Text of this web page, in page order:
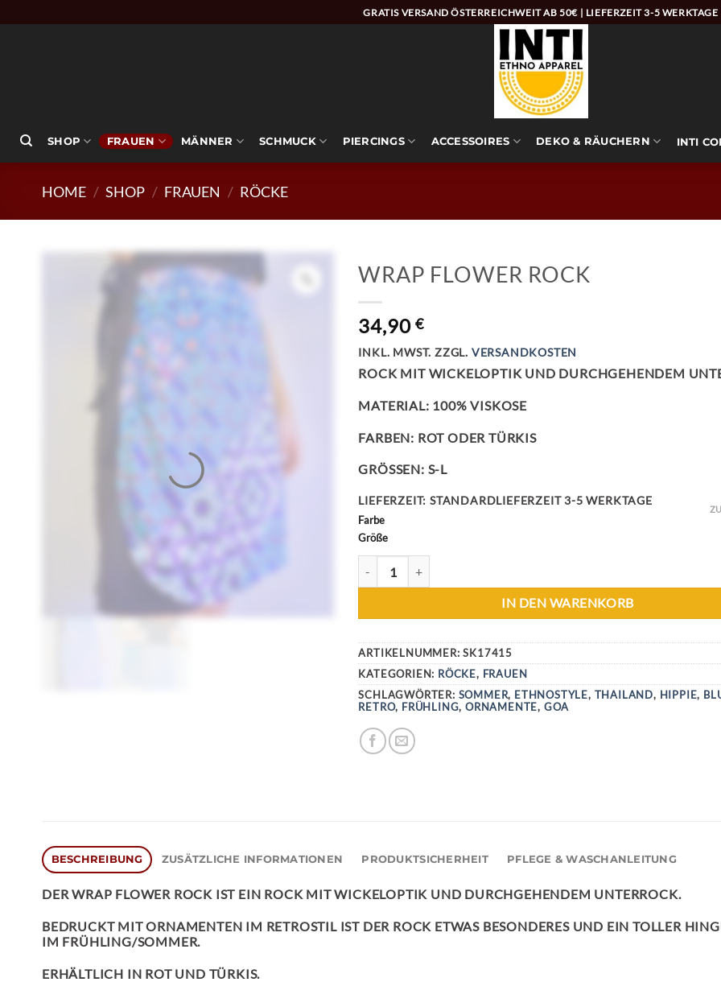
Inhalt
GRATIS VERSAND ÖSTERREICHWEIT AB 50€ | LIEFERZEIT 3-5 WERKTAGE
SHOP FRAUEN MÄNNER SCHMUCK PIERCINGS ACCESSOIRES DEKO & RÄUCHERN INTI
HOME / SHOP / FRAUEN / RÖCKE
WRAP FLOWER ROCK
34,90€
INKL. MWST. ZZGL. VERSANDKOSTEN
ROCK MIT WICKELOPTIK UND DURCHGEHENDEM
MATERIAL: 100% VISKOSE
FARBEN: ROT ODER TÜRKIS
GRÖSSEN: S-L
LIEFERZEIT: STANDARDLIEFERZEIT 3-5 WERKTAGE
Farbe
Größe
IN DEN WARENKORB
ARTIKELNUMMER:SK17415
KATEGORIEN: RÖCKE, FRAUEN
SCHLAGWÖRTER: SOMMER, ETHNOSTYLE, THAILAND, HIPPIE,
RETRO, FRÜHLING, ORNAMENTE, GOA
BESCHREIBUNG ZUSÄTZLICHE INFORMATIONEN PRODUKTSICHERHEIT PFLEGE & WASCHANLEITUNG
DERWRAP FLOWER ROCK IST EIN ROCK MIT WICKELOPTIK UND DURCHGEHENDEM UNTERROCK.
BEDRUCKT MIT ORNAMENTEN IM RETROSTIL IST DER ROCK ETWAS BESONDERES UND EIN TOLLER
IM FRÜHLING/SOMMER.
ERHÄLTLICH IN ROT UND TÜRKIS.